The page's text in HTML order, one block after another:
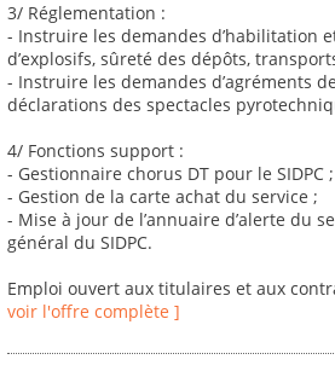
3/ Réglementation :
- Instruire les demandes d’habilitation
d’explosifs, sûreté des dépôts,
- Instruire les demandes d’agréments
déclarations des spectacles
4/ Fonctions support :
- Gestionnaire chorus DT pour le SIDPC ;
- Gestion de la carte achat du service ;
- Mise à jour de l’annuaire d’alerte du
général du SIDPC.
Emploi ouvert aux titulaires et aux
voir l'offre complète ]